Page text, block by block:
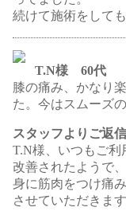
続けて施術をして
T.N様 60代
膝の痛み、かなり
た。今はスムーズ
スタッフよりご返
T.N様、いつもご
改善されたようで
身に筋肉をつけ痛
させていただきま